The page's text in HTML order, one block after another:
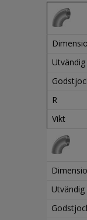
R
Vikt